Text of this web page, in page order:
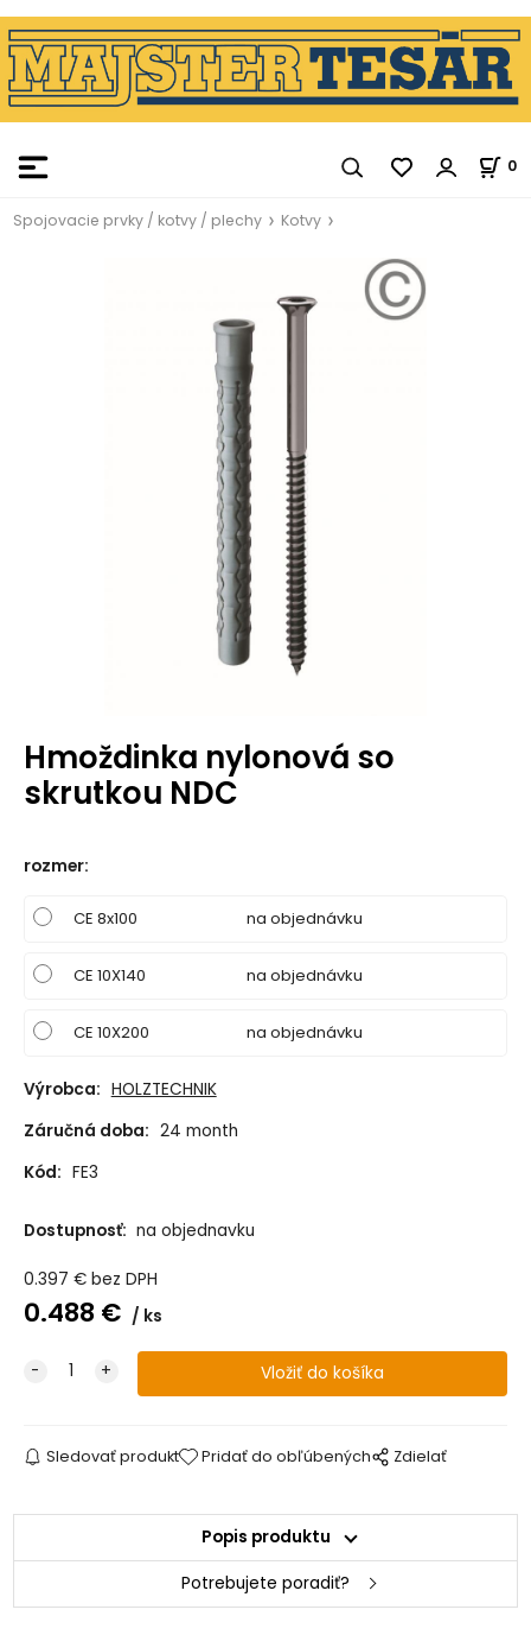
0
Spojovacie prvky / kotvy / plechy Kotvy
Hmoždinka nylonová so
skrutkou NDC
rozmer:
CE 8x100 na objednávku
CE 10X140 na objednávku
CE 10X200 na objednávku
Výrobca: HOLZTECHNIK
Záručná doba: 24 month
Kód: FE3
Dostupnosť: na objednavku
0.397 € bez DPH
0.488 € ks
Sledovať produkt Pridať do obľúbených Zdielať
Popis produktu
Potrebujete poradiť?